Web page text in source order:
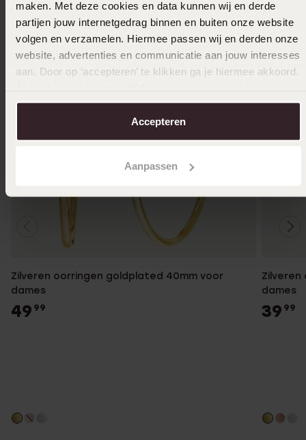
maken. Met deze cookies en data kunnen wij en derde
partijen jouw internetgedrag binnen en buiten onze website
volgen en verzamelen. Hiermee passen wij en derden onze
website, advertenties en communicatie aan jouw interesses
aan. Door op ‘accepteren’ te klikken ga je hiermee akkoord.
over in onscookiebeleid.
Accepteren
Aanpassen
Zilveren oorringen goldplated 40mm voor
dames
49 99
dames
39 99